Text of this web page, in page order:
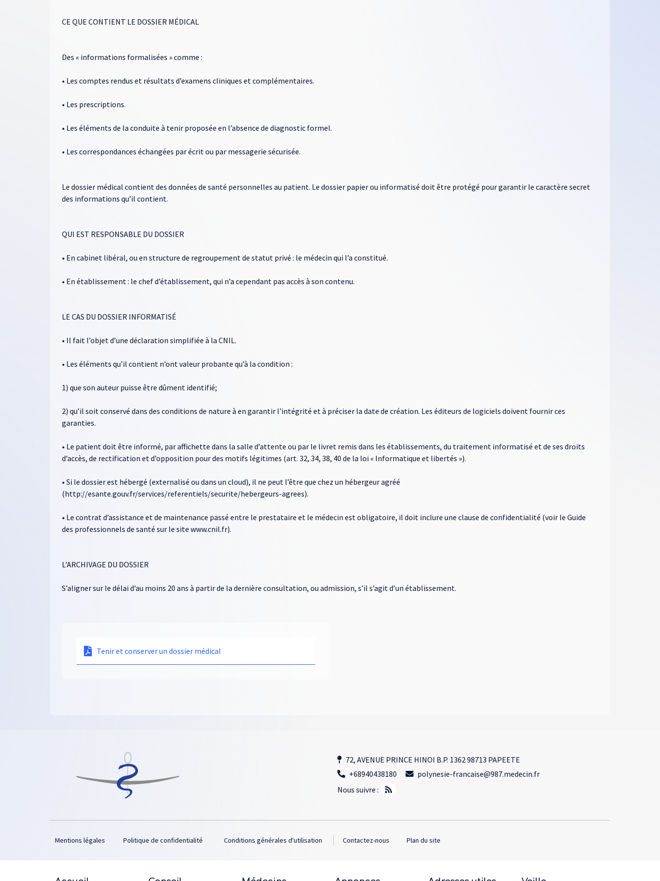
CE QUE CONTIENT LE DOSSIER MÉDICAL
Des « informations formalisées » comme :
• Les comptes rendus et résultats d’examens cliniques et complémentaires.
• Les prescriptions.
• Les éléments de la conduite à tenir proposée en l’absence de diagnostic formel.
• Les correspondances échangées par écrit ou par messagerie sécurisée.
Le dossier médical contient des données de santé personnelles au patient. Le dossier papier ou informatisé doit être protégé pour garantir le caractère secret
des informations qu’il contient.
QUI EST RESPONSABLE DU DOSSIER
• En cabinet libéral, ou en structure de regroupement de statut privé : le médecin qui l’a constitué.
• En établissement : le chef d’établissement, qui n’a cependant pas accès à son contenu.
LE CAS DU DOSSIER INFORMATISÉ
• Il fait l’objet d’une déclaration simplifiée à la CNIL.
• Les éléments qu’il contient n’ont valeur probante qu’à la condition :
1) que son auteur puisse être dûment identifié;
2) qu’il soit conservé dans des conditions de nature à en garantir l’intégrité et à préciser la date de création. Les éditeurs de logiciels doivent fournir ces
garanties.
• Le patient doit être informé, par affichette dans la salle d’attente ou par le livret remis dans les établissements, du traitement informatisé et de ses droits
d’accès, de rectification et d’opposition pour des motifs légitimes (art. 32, 34, 38, 40 de la loi « Informatique et libertés »).
• Si le dossier est hébergé (externalisé ou dans un cloud), il ne peut l’être que chez un hébergeur agréé
(http://esante.gouv.fr/services/referentiels/securite/hebergeurs-agrees).
• Le contrat d’assistance et de maintenance passé entre le prestataire et le médecin est obligatoire, il doit inclure une clause de confidentialité (voir le Guide
des professionnels de santé sur le site www.cnil.fr).
L’ARCHIVAGE DU DOSSIER
S’aligner sur le délai d’au moins 20 ans à partir de la dernière consultation, ou admission, s’il s’agit d’un établissement.
Tenir et conserver un dossier médical
72, AVENUE PRINCE HINOI B.P. 1362 98713 PAPEETE
+68940438180
polynesie-francaise@987.medecin.fr
Nous suivre :
Mentions légales Politique de confidentialité Conditions générales d'utilisation Contactez-nous Plan du site